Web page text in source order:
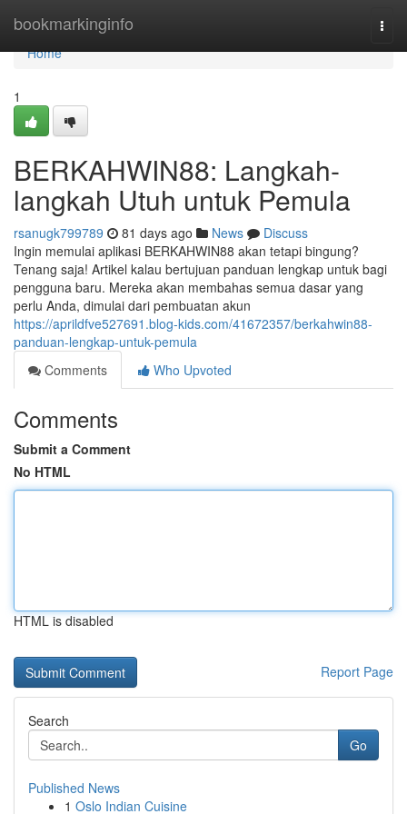
bookmarkinginfo
Home
Home
1
BERKAHWIN88: Langkah-
langkah Utuh untuk Pemula
rsanugk799789 81 days ago News
Discuss
Ingin memulai aplikasi BERKAHWIN88 akan tetapi bingung?
Tenang saja! Artikel kalau bertujuan panduan lengkap untuk bagi
pengguna baru. Mereka akan membahas semua dasar yang
perlu Anda, dimulai dari pembuatan akun
https://aprildfve527691.blog-kids.com/41672357/berkahwin88-
panduan-lengkap-untuk-pemula
Comments
Who Upvoted
Comments
Submit a Comment
No HTML
HTML is disabled
Report Page
Search
Go
Published News
1 Oslo Indian Cuisine